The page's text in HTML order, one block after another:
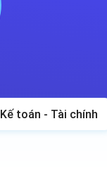
Kế toán - Tài chính